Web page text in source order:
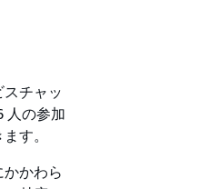
チャッ
人の参加
す。
かわら